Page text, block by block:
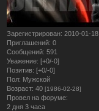
Зарегистрирован: 2010-01-18
Приглашений: 0
Сообщений: 591
Уважение: [+0/-0]
Позитив: [+0/-0]
Пол: Мужской
Возраст: 40 [1986-02-28]
Провел на форуме:
2 дня 3 часа